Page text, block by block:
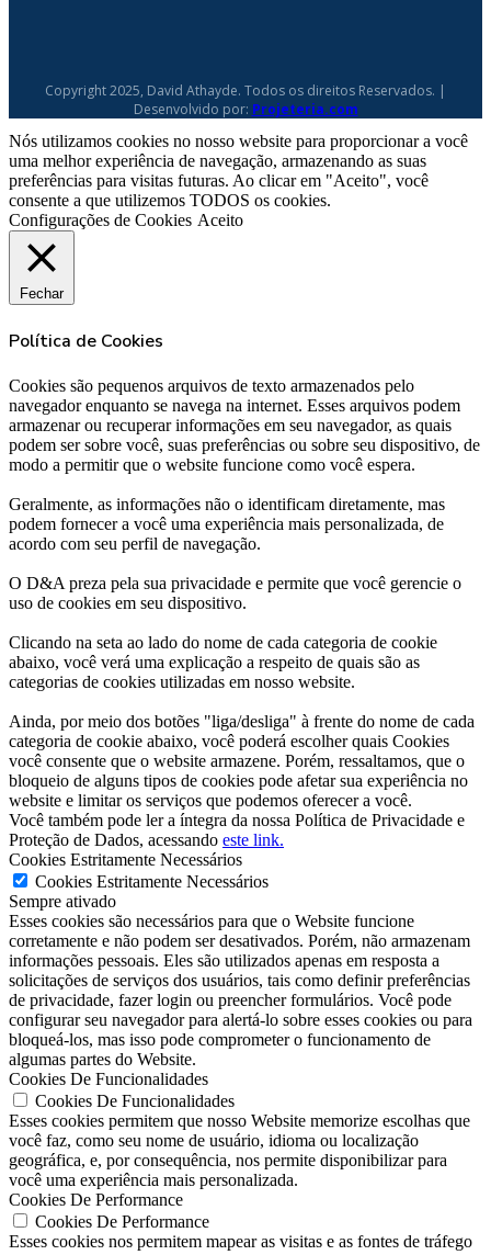
Copyright 2025, David Athayde. Todos os direitos Reservados. |
Desenvolvido por: Projeteria.com
Nós utilizamos cookies no nosso website para proporcionar a você
uma melhor experiência de navegação, armazenando as suas
preferências para visitas futuras. Ao clicar em "Aceito", você
consente a que utilizemos TODOS os cookies.
Configurações de Cookies Aceito
Fechar
Política de Cookies
Cookies são pequenos arquivos de texto armazenados pelo
navegador enquanto se navega na internet. Esses arquivos podem
armazenar ou recuperar informações em seu navegador, as quais
podem ser sobre você, suas preferências ou sobre seu dispositivo, de
modo a permitir que o website funcione como você espera.
Geralmente, as informações não o identificam diretamente, mas
podem fornecer a você uma experiência mais personalizada, de
acordo com seu perfil de navegação.
O D&A preza pela sua privacidade e permite que você gerencie o
uso de cookies em seu dispositivo.
Clicando na seta ao lado do nome de cada categoria de cookie
abaixo, você verá uma explicação a respeito de quais são as
categorias de cookies utilizadas em nosso website.
Ainda, por meio dos botões "liga/desliga" à frente do nome de cada
categoria de cookie abaixo, você poderá escolher quais Cookies
você consente que o website armazene. Porém, ressaltamos, que o
bloqueio de alguns tipos de cookies pode afetar sua experiência no
website e limitar os serviços que podemos oferecer a você.
Você também pode ler a íntegra da nossa Política de Privacidade e
Proteção de Dados, acessando este link.
Cookies Estritamente Necessários
Cookies Estritamente Necessários
Sempre ativado
Esses cookies são necessários para que o Website funcione
corretamente e não podem ser desativados. Porém, não armazenam
informações pessoais. Eles são utilizados apenas em resposta a
solicitações de serviços dos usuários, tais como definir preferências
de privacidade, fazer login ou preencher formulários. Você pode
configurar seu navegador para alertá-lo sobre esses cookies ou para
bloqueá-los, mas isso pode comprometer o funcionamento de
algumas partes do Website.
Cookies De Funcionalidades
Cookies De Funcionalidades
Esses cookies permitem que nosso Website memorize escolhas que
você faz, como seu nome de usuário, idioma ou localização
geográfica, e, por consequência, nos permite disponibilizar para
você uma experiência mais personalizada.
Cookies De Performance
Cookies De Performance
Esses cookies nos permitem mapear as visitas e as fontes de tráfego